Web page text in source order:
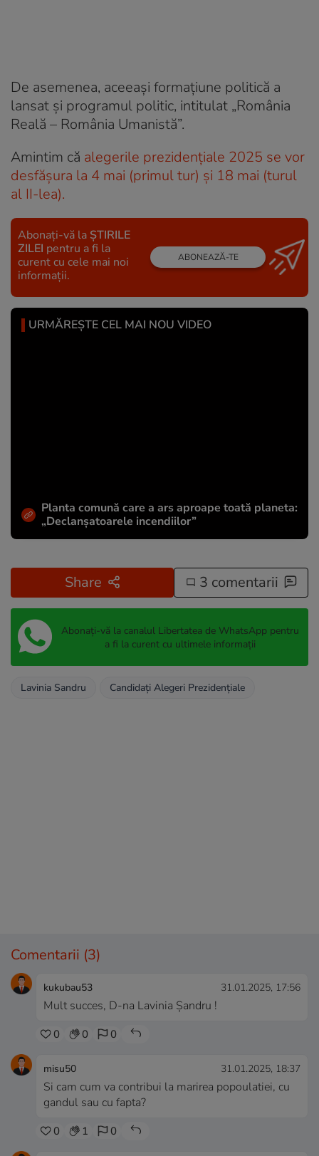
De asemenea, aceeași formațiune politică a
lansat și programul politic, intitulat „România
Reală – România Umanistă”.
Amintim că alegerile prezidențiale 2025 se vor
desfășura la 4 mai (primul tur) și 18 mai (turul
al II-lea).
Abonați-vă la ȘTIRILE
ZILEI pentru a fi la
curent cu cele mai noi
informații.
ABONEAZĂ-TE
URMĂREȘTE CEL MAI NOU VIDEO
Planta comună care a ars aproape toată planeta:
„Declanșatoarele incendiilor”
Share 3 comentarii
Abonați-vă la canalul Libertatea de WhatsApp pentru
a fi la curent cu ultimele informații
Lavinia Sandru Candidați Alegeri Prezidențiale
Comentarii (3)
kukubau53 31.01.2025, 17:56
Mult succes, D-na Lavinia Șandru !
0 0 0
misu50 31.01.2025, 18:37
Si cam cum va contribui la marirea popoulatiei, cu
gandul sau cu fapta?
0 1 0